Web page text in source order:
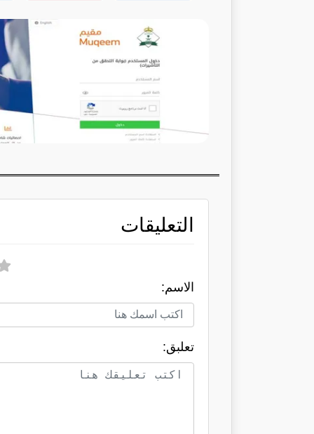
التعليقات
الاسم:
تعلبق: